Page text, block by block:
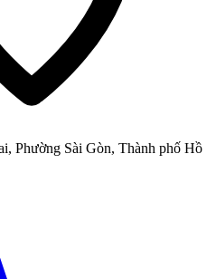
Phường Sài Gòn, Thành phố Hồ